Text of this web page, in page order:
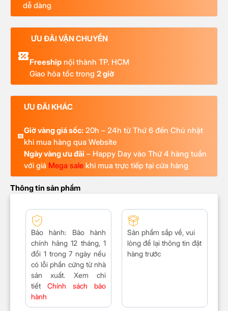
dễ dàng
ƯU ĐÃI VẬN CHUYỂN
Freeship nội thành TP. HCM
Giao hỏa tốc trong 2 giờ
ƯU ĐÃI KHÁC
Giờ vàng giá sốc:20h – 24h từ Thứ 6 đến Chủ nhật
khi mua hàng qua Website
Ngày vàng ưu đãi – Happy Day vào Thứ 4 hàng tuần
với giá Mega salekhi mua trực tiếp tại cửa hàng
Thông tin sản phẩm
Bảo hành: Bảo hành
chính hãng 12 tháng, 1
đổi 1 trong 7 ngày nếu
có lỗi phần cứng từ nhà
sản xuất. Xem chi
tiết Chính sách bảo
hành
Sản phẩm sắp về, vui
lòng để lại thông tin đặt
hàng trước